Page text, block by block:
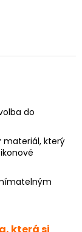
do
materiál, který
která si